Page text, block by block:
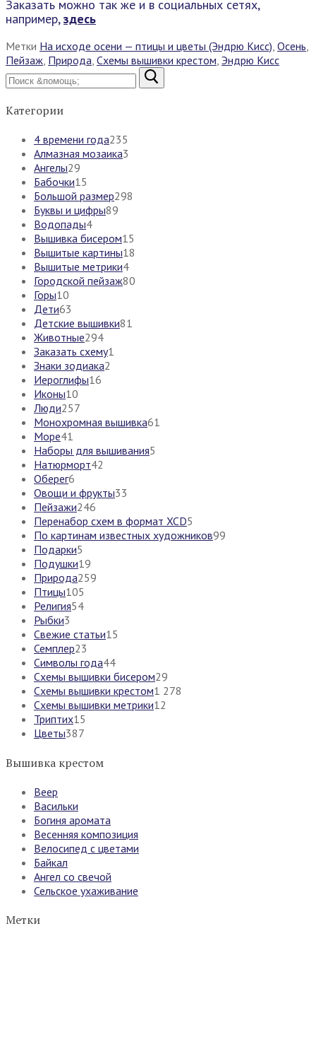
Заказать можно так же и в социальных сетях,
например,здесь
Метки На исходе осени — птицы и цветы (Эндрю Кисс) Осень
Пейзаж Природа Схемы вышивки крестом Эндрю Кисс
Найти:
Категории
4 времени года235
Алмазная мозаика3
Ангелы29
Бабочки15
Большой размер298
Буквы и цифры89
Водопады4
Вышивка бисером15
Вышитые картины18
Вышитые метрики4
Городской пейзаж80
Горы10
Дети63
Детские вышивки81
Животные294
Заказать схему1
Знаки зодиака2
Иероглифы16
Иконы10
Люди257
Монохромная вышивка61
Море41
Наборы для вышивания5
Натюрморт42
Оберег6
Овощи и фрукты33
Пейзажи246
Перенабор схем в формат XCD5
По картинам известных художников99
Подарки5
Подушки19
Природа259
Птицы105
Религия54
Рыбки3
Свежие статьи15
Семплер23
Символы года44
Схемы вышивки бисером29
Схемы вышивки крестом1 278
Схемы вышивки метрики12
Триптих15
Цветы387
Вышивка крестом
Веер
Васильки
Богиня аромата
Весенняя композиция
Велосипед с цветами
Байкал
Ангел со свечой
Сельское ухаживание
Метки